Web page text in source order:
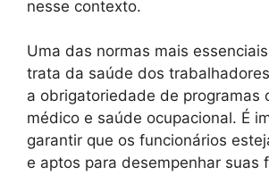
nesse contexto.
Uma das normas mais
trata da saúde dos
a obrigatoriedade de programas
médico e saúde ocupacional. É
garantir que os funcionários
e aptos para desempenhar suas